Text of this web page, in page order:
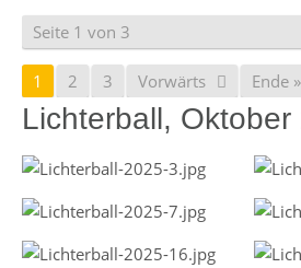
Seite 1 von 3
1 2 3 Vorwärts Ende »
Lichterball, Oktober